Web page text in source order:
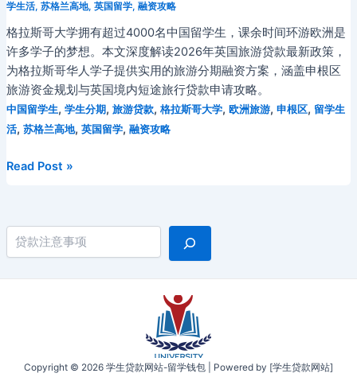
搜索
学生活, 苏格兰高地, 英国留学, 融资攻略
格拉斯哥大学拥有超过4000名中国留学生，课余时间环游欧洲是
许多学子的梦想。本文深度解读2026年英国旅游贷款最新政策，
为格拉斯哥华人学子提供实用的旅游分期融资方案，涵盖申根区
旅游资金规划与英国境内短途旅行贷款申请攻略。
中国留学生, 学生分期, 旅游贷款, 格拉斯哥大学, 欧洲旅游, 申根区, 留学生
活, 苏格兰高地, 英国留学, 融资攻略
2026
拉
斯
哥
Read Post »
Copyright © 2026 学生贷款网站-留学钱包 | Powered by [学生贷款网站]